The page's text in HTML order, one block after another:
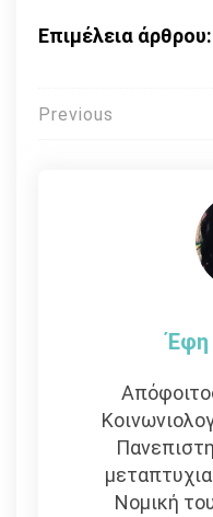
Επιμέλεια άρθρου:
Πλοήγηση
Previous
Έφη
Νομική